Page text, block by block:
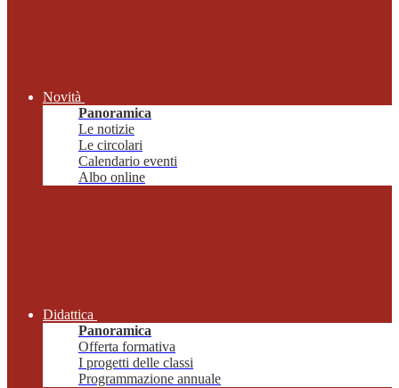
Novità
Panoramica
Le notizie
Le circolari
Calendario eventi
Albo online
Didattica
Panoramica
Offerta formativa
I progetti delle classi
Programmazione annuale